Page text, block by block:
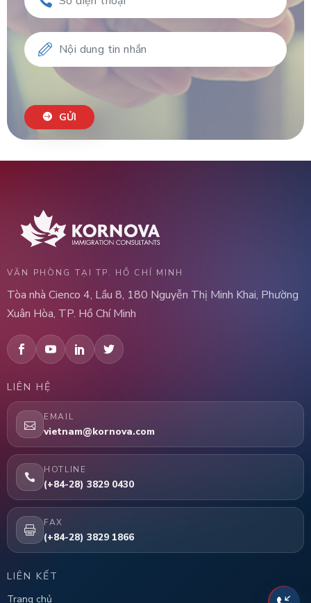
GỬI
VĂN PHÒNG TẠI TP. HỒ CHÍ MINH
Tòa nhà Cienco 4, Lầu 8, 180 Nguyễn Thị Minh Khai, Phường
Xuân Hòa, TP. Hồ Chí Minh
LIÊN HỆ
EMAIL
vietnam@kornova.com
HOTLINE
(+84-28) 3829 0430
FAX
(+84-28) 3829 1866
LIÊN KẾT
Trang chủ